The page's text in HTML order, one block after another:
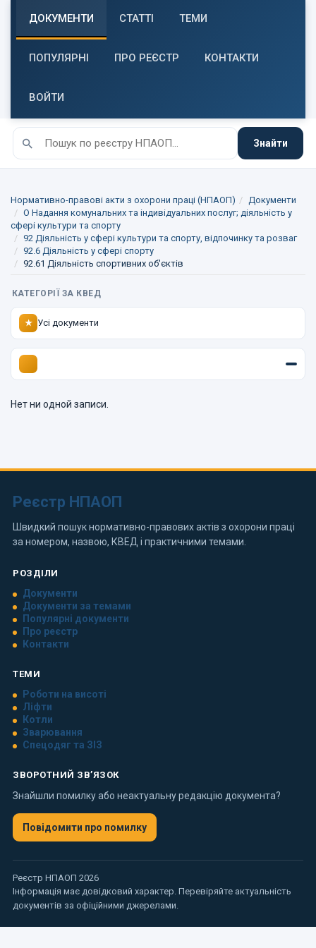
ДОКУМЕНТИ СТАТТІ ТЕМИ
ПОПУЛЯРНІ ПРО РЕЄСТР КОНТАКТИ
ВОЙТИ
Знайти
Нормативно-правові акти з охорони праці (НПАОП)
Документи
O Надання комунальних та індивідуальних послуг; діяльність у
сфері культури та спорту
92 Діяльність у сфері культури та спорту, відпочинку та розваг
92.6 Діяльність у сфері спорту
92.61 Діяльність спортивних об'єктів
КАТЕГОРІЇ ЗА КВЕД
★ Усі документи
Нет ни одной записи.
Реєстр НПАОП
Швидкий пошук нормативно-правових актів з охорони праці
за номером, назвою, КВЕД і практичними темами.
РОЗДІЛИ
Документи
Документи за темами
Популярні документи
Про реєстр
Контакти
ТЕМИ
Роботи на висоті
Ліфти
Котли
Зварювання
Спецодяг та ЗІЗ
ЗВОРОТНИЙ ЗВ’ЯЗОК
Знайшли помилку або неактуальну редакцію документа?
Повідомити про помилку
Реєстр НПАОП 2026
Інформація має довідковий характер. Перевіряйте актуальність
документів за офіційними джерелами.